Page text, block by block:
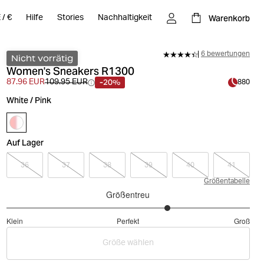
/ € Hilfe Stories Nachhaltigkeit Warenkorb
Nicht vorrätig
Women's Sneakers R1300
6 bewertungen
87.96 EUR109.95 EUR -20% 880
White / Pink
Auf Lager
36 37 38 39 40 41
Größentabelle
Größentreu
Klein Perfekt Groß
von
Basierend
6
Größe wählen